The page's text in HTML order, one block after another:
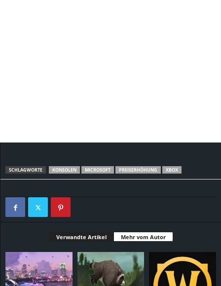
SCHLAGWORTE KONSOLEN MICROSOFT PREISERHÖHUNG XBOX
Verwandte Artikel Mehr vom Autor